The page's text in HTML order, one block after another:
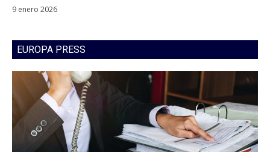
9 enero 2026
EUROPA PRESS